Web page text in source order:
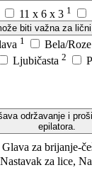
11 x 6 x 3 1
biti važna za
1 Bela/Roze
Ljubičasta 2
održavanje i
epilatora.
za brijanje-
za lice,